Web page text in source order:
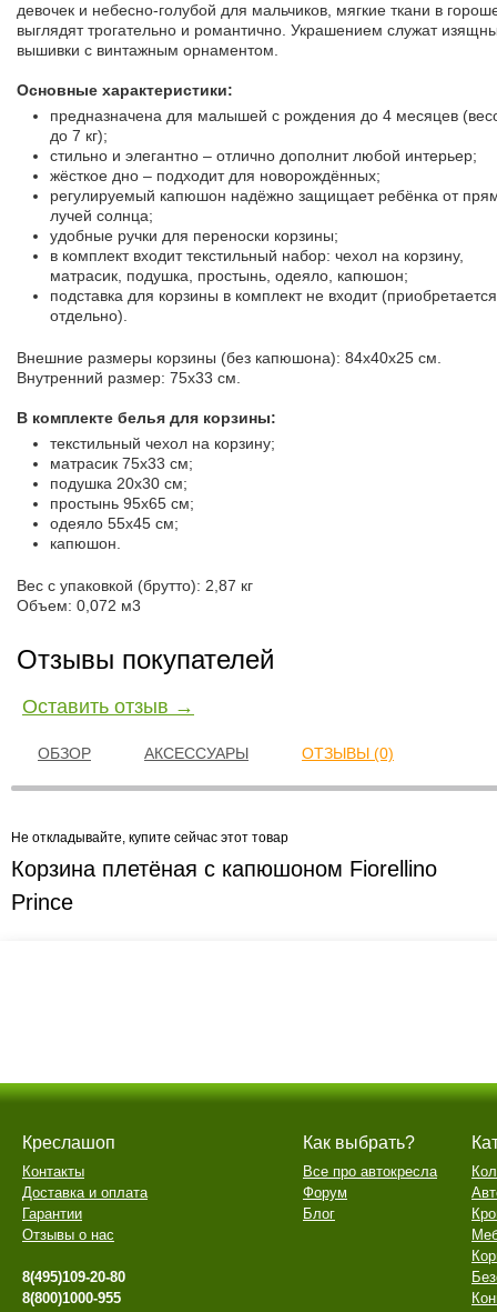
девочек и небесно-голубой для мальчиков, мягкие ткани в
выглядят трогательно и романтично. Украшением служат
вышивки с винтажным орнаментом.
Основные характеристики:
предназначена для малышей с рождения до 4 месяцев
до 7 кг);
стильно и элегантно – отлично дополнит любой интерьер;
жёсткое дно – подходит для новорождённых;
регулируемый капюшон надёжно защищает ребёнка от
лучей солнца;
удобные ручки для переноски корзины;
в комплект входит текстильный набор: чехол на корзину,
матрасик, подушка, простынь, одеяло, капюшон;
подставка для корзины в комплект не входит (приобретается
отдельно).
Внешние размеры корзины (без капюшона): 84х40х25 см.
Внутренний размер: 75х33 см.
В комплекте белья для корзины:
текстильный чехол на корзину;
матрасик 75х33 см;
подушка 20х30 см;
простынь 95х65 см;
одеяло 55х45 см;
капюшон.
Вес с упаковкой (брутто): 2,87 кг
Объем: 0,072 м3
Отзывы покупателей
Оставить отзыв →
ОБЗОР АКСЕССУАРЫ ОТЗЫВЫ (0)
Не откладывайте, купите сейчас этот товар
Корзина плетёная с капюшоном Fiorellino
Prince
Креслашоп
Контакты
Доставка и оплата
Гарантии
Отзывы о нас
8(495)109-20-80
8(800)1000-955
Как выбрать?
Все про автокресла
Форум
Блог